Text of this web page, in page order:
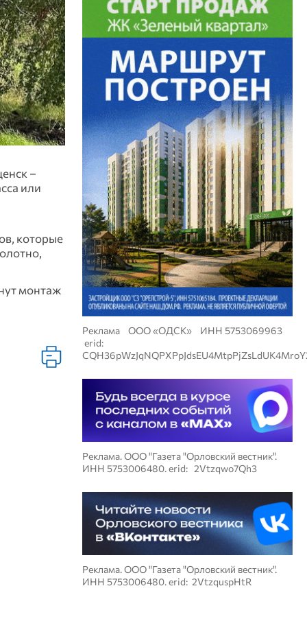
–
или
которые
монтаж
Реклама ООО «ОДСК» ИНН 5753069963
erid:
Реклама. ООО "Газета "Орловский вестник".
ИНН 5753006480. erid: 2Vtzqwo7Qh3
Реклама. ООО "Газета "Орловский вестник".
ИНН 5753006480. erid: 2VtzquspHtR